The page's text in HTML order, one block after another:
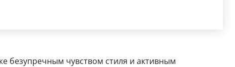
безупречным чувством стиля и активным